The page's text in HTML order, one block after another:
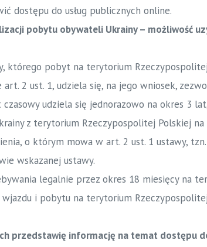
dostępu do usług publicznych online.
pobytu obywateli Ukrainy – możliwość
którego pobyt na terytorium
2 ust. 1, udziela się, na jego wniosek,
udziela się jednorazowo na okres 3
z terytorium Rzeczypospolitej Polskiej
o którym mowa w art. 2 ust. 1 ustawy,
wskazanej ustawy.
legalnie przez okres 18 miesięcy na
i pobytu na terytorium
przedstawię informację na temat dostępu